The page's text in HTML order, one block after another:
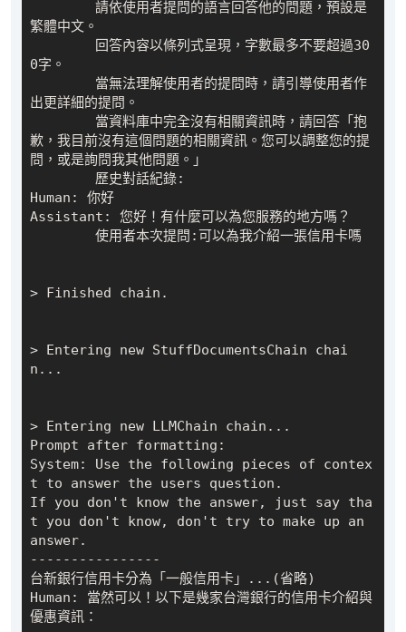
繁體中文。
0字。
出更詳細的提問。
歉，我目前沒有這個問題的相關資訊。您可以調整您的提
問，或是詢問我其他問題。」
Human: 你好
Assistant: 您好！有什麼可以為您服務的地方嗎？
> Finished chain.
> Entering new StuffDocumentsChain chai
n...
> Entering new LLMChain chain...
Prompt after formatting:
System: Use the following pieces of contex
t to answer the users question.
If you don't know the answer, just say tha
t you don't know, don't try to make up an
answer.
----------------
台新銀行信用卡分為「一般信用卡」...(省略)
Human: 當然可以！以下是幾家台灣銀行的信用卡介紹與
優惠資訊：